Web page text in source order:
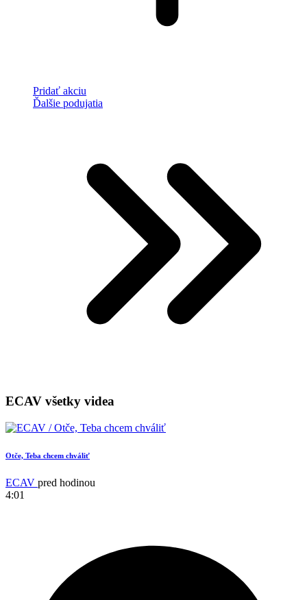
Pridať akciu
Ďalšie podujatia
ECAV všetky videa
Otče, Teba chcem chváliť
ECAV pred hodinou
4:01